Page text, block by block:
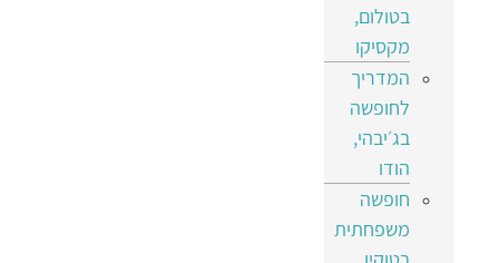
בטולום,
מקסיקו
המדריך
לחופשה
בג׳יבהי,
הודו
חופשה
משפחתית